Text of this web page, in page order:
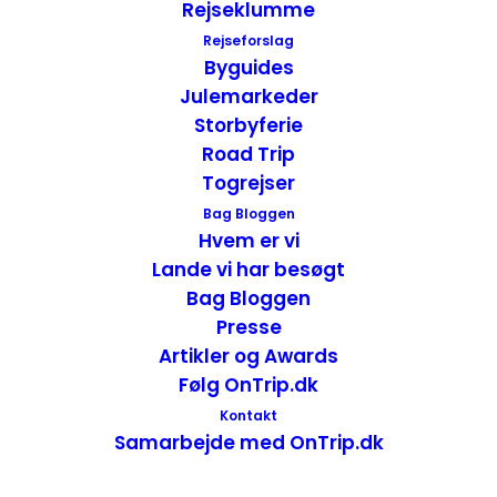
Rejseklumme
Rejseforslag
Byguides
Julemarkeder
Storbyferie
Road Trip
Togrejser
Bag Bloggen
Hvem er vi
Lande vi har besøgt
Bag Bloggen
Presse
Artikler og Awards
Følg OnTrip.dk
Kontakt
Samarbejde med OnTrip.dk
Morgenmaden på Cafe Mason
Der var masser at vælge imellem på
menukortet. Den almindelige amerikanske
morgenmad med æg, brød, pandekager,
bacon og pølser desuden var der hele syv
varianter af æg Benedict. Der var
selvfølgelig meget mere på menukortet
som f.eks. crepes, omeletter og frittatas.